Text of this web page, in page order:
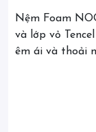
Nệm Foam
và lớp vỏ
êm ái và thoải